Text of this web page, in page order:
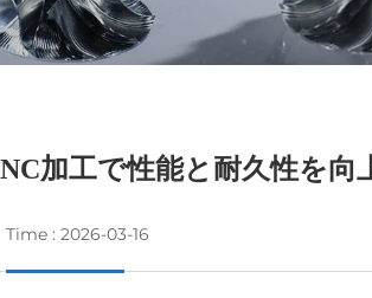
加工で性能と耐久性を向
Time : 2026-03-16